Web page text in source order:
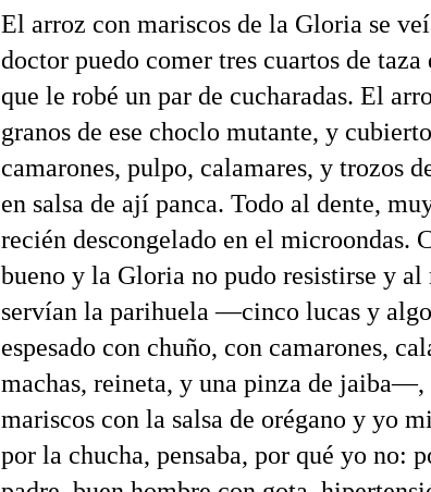
El arroz con mariscos de la Gloria se
doctor puedo comer tres cuartos de
que le robé un par de cucharadas. El
granos de ese choclo mutante, y
camarones, pulpo, calamares, y trozos
en salsa de ají panca. Todo al dente,
recién descongelado en el microondas.
bueno y la Gloria no pudo resistirse y
servían la parihuela —cinco lucas y
espesado con chuño, con camarones,
machas, reineta, y una pinza de jaiba—,
mariscos con la salsa de orégano y yo
por la chucha, pensaba, por qué yo no: